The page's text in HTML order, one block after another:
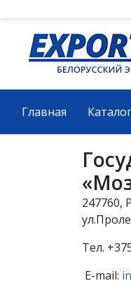
Главная (current)
Каталог
247760,
Тел.
E-mail: